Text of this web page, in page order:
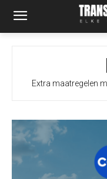
Extra maatregelen